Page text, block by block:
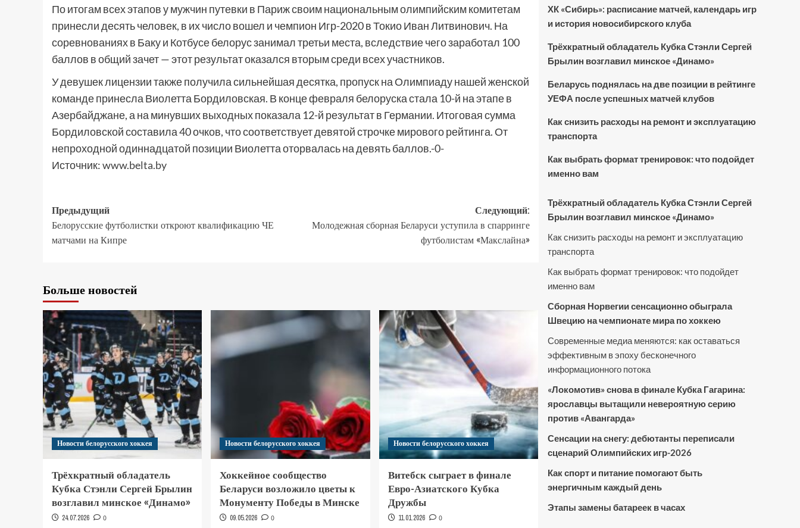
По итогам всех этапов у мужчин путевки в Париж своим национальным олимпийским комитетам
принесли десять человек, в их число вошел и чемпион Игр-2020 в Токио Иван Литвинович. На
соревнованиях в Баку и Котбусе белорус занимал третьи места, вследствие чего заработал 100
баллов в общий зачет — этот результат оказался вторым среди всех участников.
У девушек лицензии также получила сильнейшая десятка, пропуск на Олимпиаду нашей женской
команде принесла Виолетта Бордиловская. В конце февраля белоруска стала 10-й на этапе в
Азербайджане, а на минувших выходных показала 12-й результат в Германии. Итоговая сумма
Бордиловской составила 40 очков, что соответствует девятой строчке мирового рейтинга. От
непроходной одиннадцатой позиции Виолетта оторвалась на девять баллов.-0-
Источник:www.belta.by
Предыдущий
Белорусские футболистки откроют квалификацию ЧЕ
матчами на Кипре
Следующий:
Молодежная сборная Беларуси уступила в спарринге
футболистам «Макслайна»
Больше новостей
Новости белорусского хоккея
Трёхкратный обладатель
Кубка Стэнли Сергей Брылин
возглавил минское «Динамо»
24.07.2026 0
Новости белорусского хоккея
Хоккейное сообщество
Беларуси возложило цветы к
Монументу Победы в Минске
09.05.2026 0
Новости белорусского хоккея
Витебск сыграет в финале
Евро-Азиатского Кубка
Дружбы
11.01.2026 0
ХК «Сибирь»: расписание матчей, календарь игр
и история новосибирского клуба
Трёхкратный обладатель Кубка Стэнли Сергей
Брылин возглавил минское «Динамо»
Беларусь поднялась на две позиции в рейтинге
УЕФА после успешных матчей клубов
Как снизить расходы на ремонт и эксплуатацию
транспорта
Как выбрать формат тренировок: что подойдет
именно вам
Трёхкратный обладатель Кубка Стэнли Сергей
Брылин возглавил минское «Динамо»
Как снизить расходы на ремонт и эксплуатацию
транспорта
Как выбрать формат тренировок: что подойдет
именно вам
Сборная Норвегии сенсационно обыграла
Швецию на чемпионате мира по хоккею
Современные медиа меняются: как оставаться
эффективным в эпоху бесконечного
информационного потока
«Локомотив» снова в финале Кубка Гагарина:
ярославцы вытащили невероятную серию
против «Авангарда»
Сенсации на снегу: дебютанты переписали
сценарий Олимпийских игр-2026
Как спорт и питание помогают быть
энергичным каждый день
Этапы замены батареек в часах